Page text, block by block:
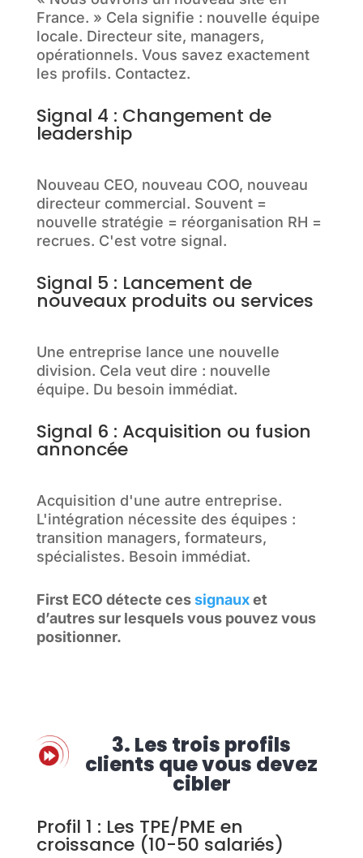
France. » Cela signifie : nouvelle équipe
locale. Directeur site, managers,
opérationnels. Vous savez exactement
les profils. Contactez.
Signal 4 : Changement de
leadership
Nouveau CEO, nouveau COO, nouveau
directeur commercial. Souvent =
nouvelle stratégie = réorganisation RH =
recrues. C'est votre signal.
Signal 5 : Lancement de
nouveaux produits ou services
Une entreprise lance une nouvelle
division. Cela veut dire : nouvelle
équipe. Du besoin immédiat.
Signal 6 : Acquisition ou fusion
annoncée
Acquisition d'une autre entreprise.
L'intégration nécessite des équipes :
transition managers, formateurs,
spécialistes. Besoin immédiat.
First ECO détecte cessignauxet
d’autres sur lesquels vous pouvez vous
positionner.
3. Les trois profils
clients que vous devez
cibler
Profil 1 : Les TPE/PME en
croissance (10-50 salariés)